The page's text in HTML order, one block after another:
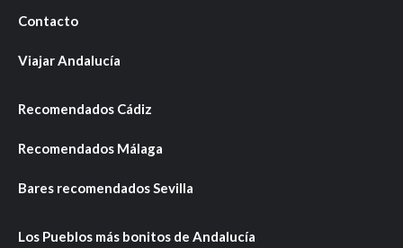
Contacto
Viajar Andalucía
Recomendados Cádiz
Recomendados Málaga
Bares recomendados Sevilla
Los Pueblos más bonitos de Andalucía